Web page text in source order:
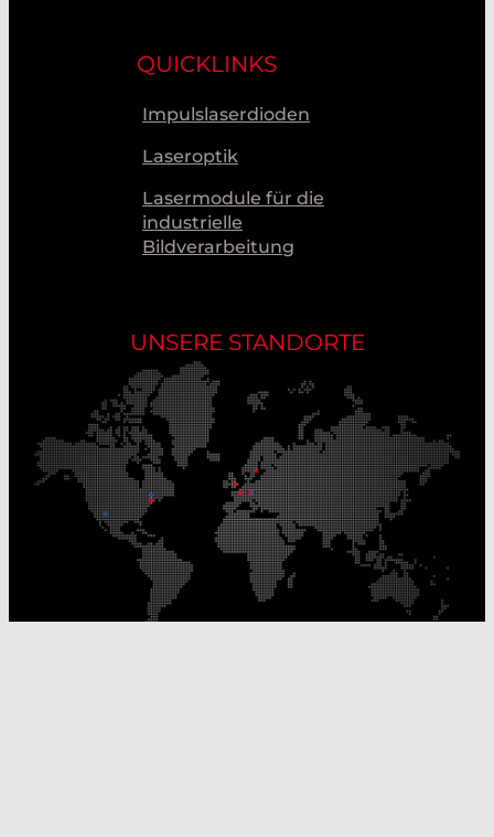
QUICKLINKS
Impulslaserdioden
Laseroptik
Lasermodule für die
industrielle
Bildverarbeitung
UNSERE STANDORTE